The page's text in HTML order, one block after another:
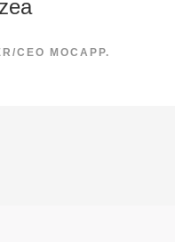
CEO MOCAPP.